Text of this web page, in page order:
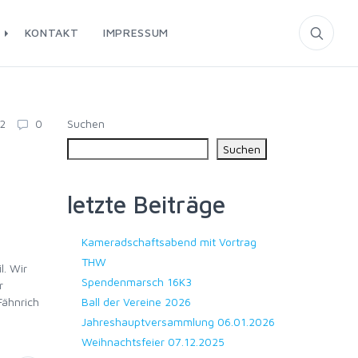
KONTAKT IMPRESSUM
0
Wir
Suchen
Suchen
letzte Beiträge
Kameradschaftsabend mit Vortrag
THW
Spendenmarsch 16K3
Ball der Vereine 2026
Jahreshauptversammlung 06.01.2026
Weihnachtsfeier 07.12.2025